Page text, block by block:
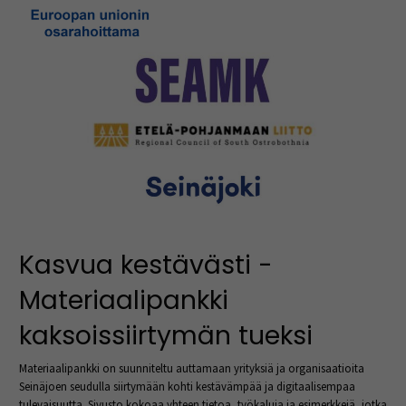
Kasvua kestävästi -
Materiaalipankki
kaksoissiirtymän tueksi
Materiaalipankki on suunniteltu auttamaan yrityksiä ja organisaatioita
Seinäjoen seudulla siirtymään kohti kestävämpää ja digitaalisempaa